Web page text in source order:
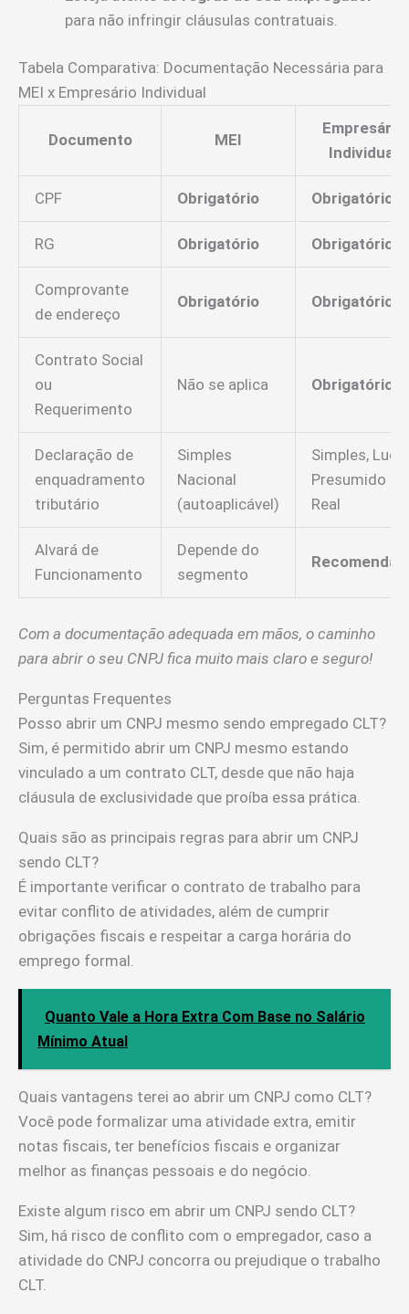
para não infringir cláusulas contratuais.
Tabela Comparativa: Documentação Necessária para
MEI x Empresário Individual
Documento MEI
Empresário
Individual
CPF Obrigatório Obrigatório
RG Obrigatório Obrigatório
Comprovante
de endereço
Obrigatório Obrigatório
Contrato Social
ou
Requerimento
Não se aplica Obrigatório
Declaração de
enquadramento
tributário
Simples
Nacional
(autoaplicável)
Simples,
Presumido ou
Real
Alvará de
Funcionamento
Depende do
segmento
Com a documentação adequada em mãos, o caminho
para abrir o seu CNPJ fica muito mais claro e seguro!
Perguntas Frequentes
Posso abrir um CNPJ mesmo sendo empregado CLT?
Sim, é permitido abrir um CNPJ mesmo estando
vinculado a um contrato CLT, desde que não haja
cláusula de exclusividade que proíba essa prática.
Quais são as principais regras para abrir um CNPJ
sendo CLT?
É importante verificar o contrato de trabalho para
evitar conflito de atividades, além de cumprir
obrigações fiscais e respeitar a carga horária do
emprego formal.
Quanto Vale a Hora Extra Com Base no Salário
Mínimo Atual
Quais vantagens terei ao abrir um CNPJ como CLT?
Você pode formalizar uma atividade extra, emitir
notas fiscais, ter benefícios fiscais e organizar
melhor as finanças pessoais e do negócio.
Existe algum risco em abrir um CNPJ sendo CLT?
Sim, há risco de conflito com o empregador, caso a
atividade do CNPJ concorra ou prejudique o trabalho
CLT.